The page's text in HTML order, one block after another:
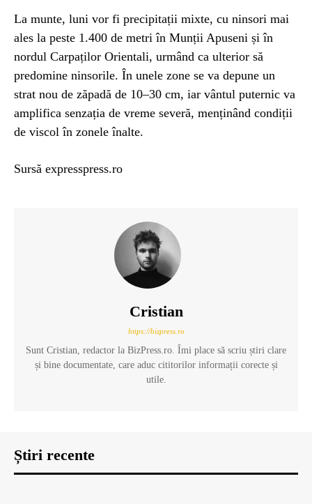
La munte, luni vor fi precipitații mixte, cu ninsori mai
ales la peste 1.400 de metri în Munții Apuseni și în
nordul Carpaților Orientali, urmând ca ulterior să
predomine ninsorile. În unele zone se va depune un
strat nou de zăpadă de 10–30 cm, iar vântul puternic va
amplifica senzația de vreme severă, menținând condiții
de viscol în zonele înalte.
Sursă expresspress.ro
Cristian
https://bizpress.ro
Sunt Cristian, redactor la BizPress.ro. Îmi place să scriu știri clare
și bine documentate, care aduc cititorilor informații corecte și
utile.
Știri recente